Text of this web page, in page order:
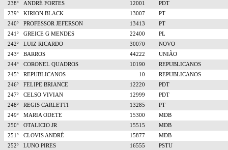
238º
ANDRÉ FORTES 12001
PDT
239º
KIRION BLACK 13007
PT
240º
PROFESSOR JEFERSON 13413
PT
241º
GREICE G MENDES 22400
PL
242º
LUIZ RICARDO 30070
NOVO
243º
BARROS 44222
UNIÃO
244º
CORONEL QUADROS 10190
REPUBLICANOS
245º
REPUBLICANOS 10
REPUBLICANOS
246º
FELIPE BRIANCE 12220
PDT
247º
CELSO VIVIAN 12999
PDT
248º
REGIS CARLETTI 13285
PT
249º
MARIA ODETE 15300
MDB
250º
OTALICIO JR 15515
MDB
251º
CLOVIS ANDRÉ 15877
MDB
252º
LUNO PIRES 16555
PSTU